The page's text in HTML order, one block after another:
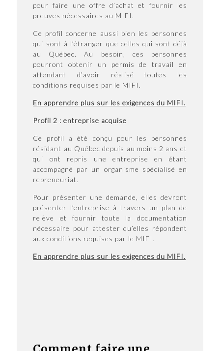
pour faire une offre d’achat et fournir les
preuves nécessaires au MIFI.
Ce profil concerne aussi bien les personnes
qui sont à l’étranger que celles qui sont déjà
au Québec. Au besoin, ces personnes
pourront obtenir un permis de travail en
attendant d’avoir réalisé toutes les
conditions requises par le MIFI.
En apprendre plus sur les exigences du MIFI.
Profil 2 : entreprise acquise
Ce profil a été conçu pour les personnes
résidant au Québec depuis au moins 2 ans et
qui ont repris une entreprise en étant
accompagné par un organisme spécialisé en
repreneuriat.
Pour présenter une demande, elles devront
présenter l’entreprise à travers un plan de
relève et fournir toute la documentation
nécessaire pour attester qu’elles répondent
aux conditions requises par le MIFI.
En apprendre plus sur les exigences du MIFI.